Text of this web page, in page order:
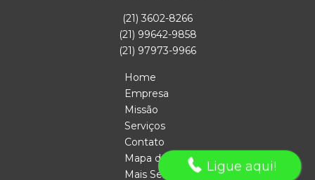
(21) 3602-8266
(21) 99642-9858
(21) 97973-9966
Home
Empresa
Missão
Serviços
Contato
Mapa do site
Mais Serviços
Ligue aqui!